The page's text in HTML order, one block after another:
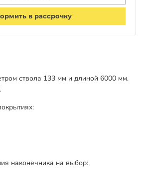
в рассрочку
ствола 133 мм и длиной 6000 мм.
наконечника на выбор: